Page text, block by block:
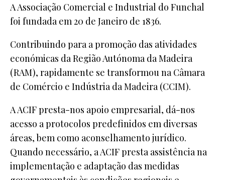
A Associação Comercial e Industrial do Funchal
foi fundada em 20 de Janeiro de 1836.
Contribuindo para a promoção das atividades
económicas da Região Autónoma da Madeira
(RAM), rapidamente se transformou na Câmara
de Comércio e Indústria da Madeira (CCIM).
A ACIF presta-nos apoio empresarial, dá-nos
acesso a protocolos predefinidos em diversas
áreas, bem como aconselhamento jurídico.
Quando necessário, a ACIF presta assistência na
implementação e adaptação das medidas